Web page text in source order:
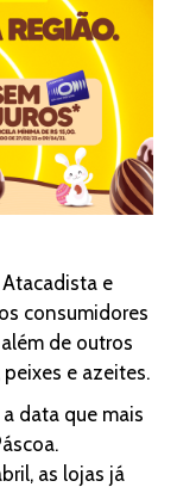
e
consumidores
de outros
e azeites.
data que mais
as lojas já